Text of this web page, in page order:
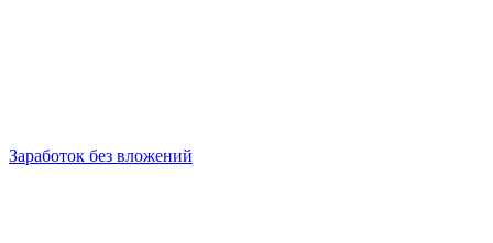
Заработок без вложений